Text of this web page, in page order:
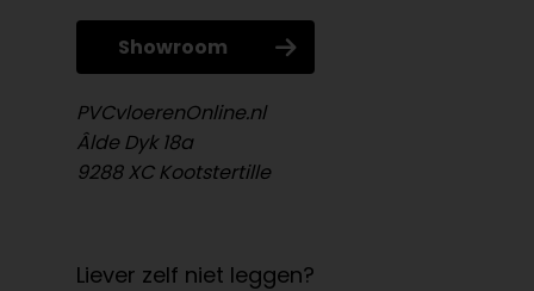
Showroom
PVCvloerenOnline.nl
Âlde Dyk 18a
9288 XC Kootstertille
Liever zelf niet leggen?